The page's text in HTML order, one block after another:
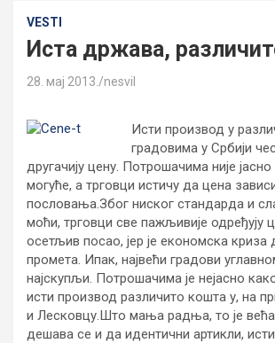
VESTI
Иста држава,
28. мај 2013. nesvil
Исти производ у
градовима у Србији
другачију цену. Потрошачима није јасно
могуће, а трговци истичу да цена
пословања.Због ниског стандарда и
моћи, трговци све пажљивије одређују
осетљив посао, јер је економска криза
промета. Ипак, највећи градови
најскупљи. Потрошачима је нејасно
исти производ различито кошта у, на
и Лесковцу.Што мања радња, то је
дешава се и да идентични артикли,